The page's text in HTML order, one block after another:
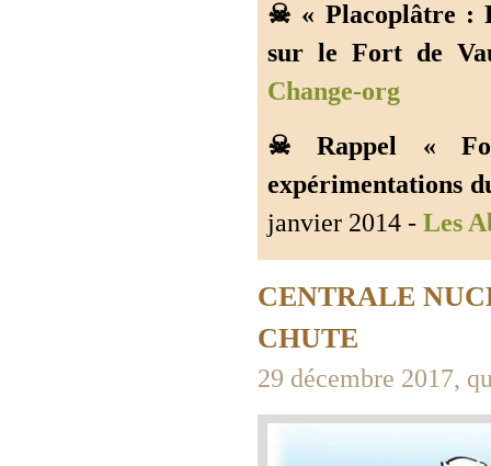
☠ « Placoplâtre :
sur le Fort de
Change-org
☠ Rappel «
expérimentations
janvier 2014 - Les
CENTRALE
CHUTE
29 décembre 2017,